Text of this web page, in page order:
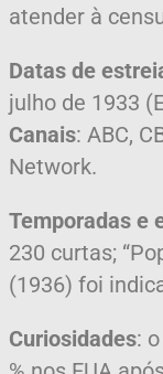
atender à
Datas de
julho de 1933
Canais: ABC,
Network.
Temporadas e
230 curtas;
(1936) foi
Curiosidades: